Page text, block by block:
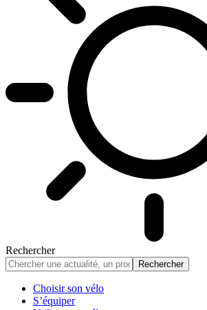
Rechercher
Choisir son vélo
S’équiper